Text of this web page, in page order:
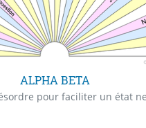
ALPHA BETA
pour faciliter un état